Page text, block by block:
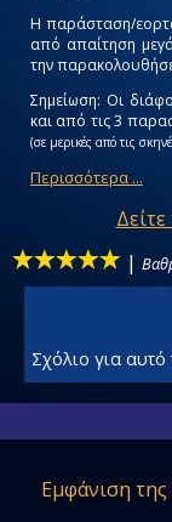
Η παράσταση/
από απαίτηση
την
Σημείωση: Οι
και από τις 3
(σε μερικές από τις
Περισσότερα ...
|
Σχόλιο για αυτό
Εμφάνιση